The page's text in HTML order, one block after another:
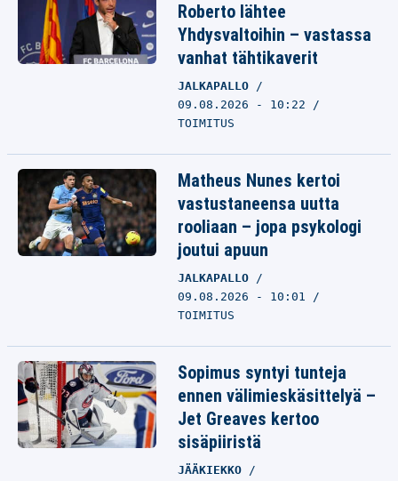
Roberto lähtee
Yhdysvaltoihin – vastassa
vanhat tähtikaverit
JALKAPALLO
09.08.2026 - 10:22
TOIMITUS
Matheus Nunes kertoi
vastustaneensa uutta
rooliaan – jopa psykologi
joutui apuun
JALKAPALLO
09.08.2026 - 10:01
TOIMITUS
Sopimus syntyi tunteja
ennen välimieskäsittelyä –
Jet Greaves kertoo
sisäpiiristä
JÄÄKIEKKO